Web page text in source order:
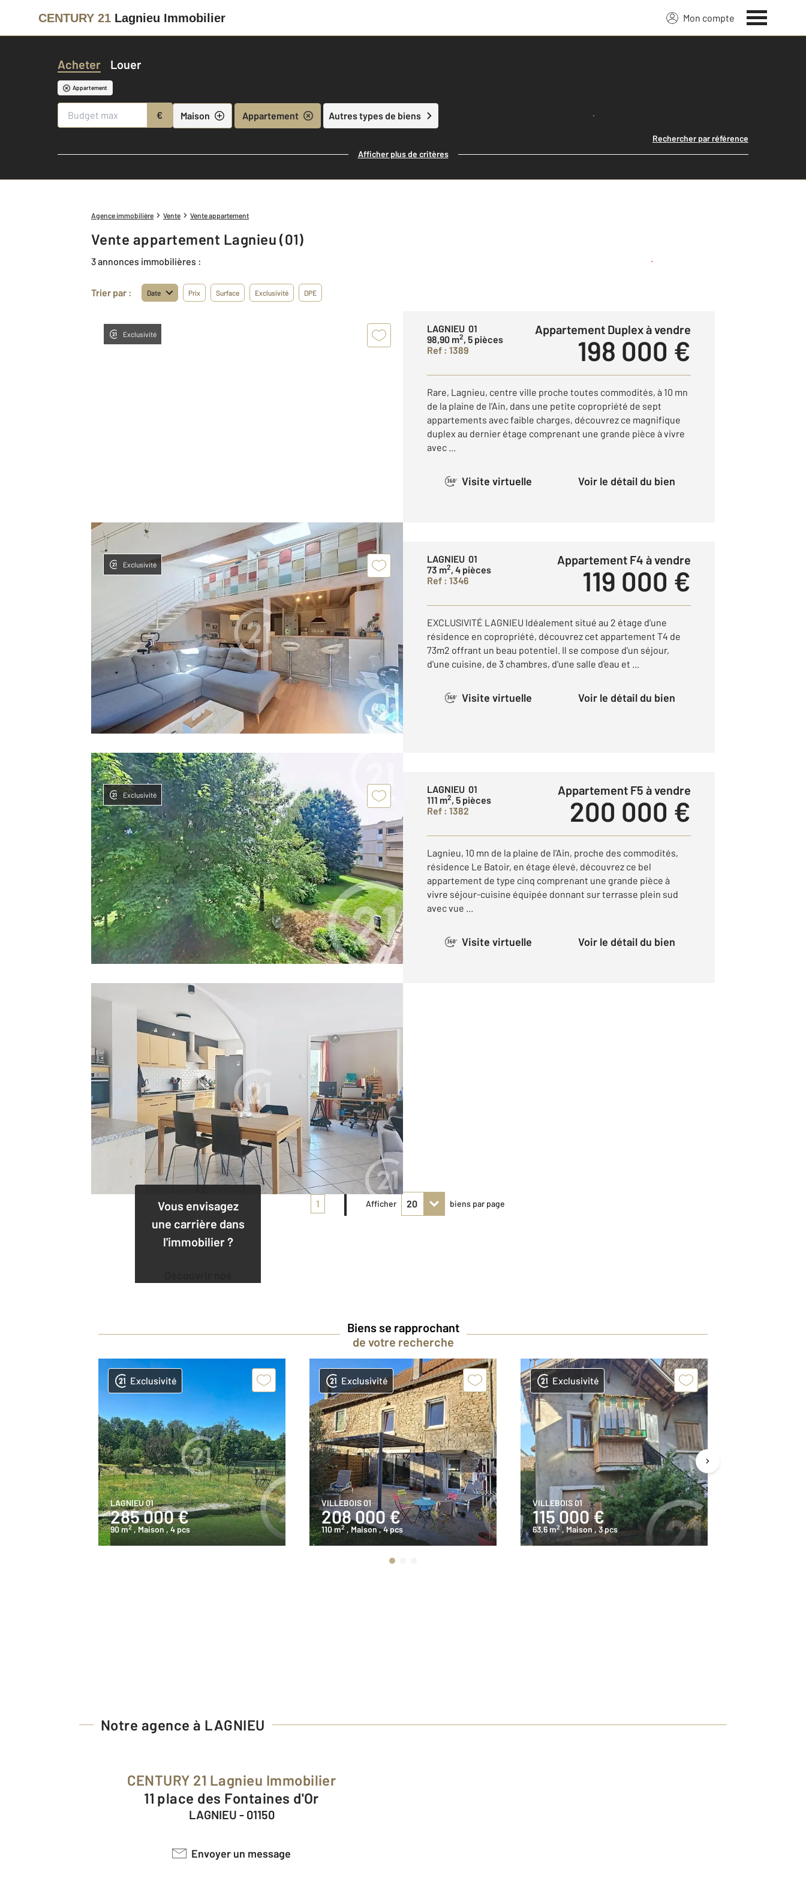
CENTURY 21 Lagnieu Immobilier Mon compte
Acheter Louer
Appartement
€ Maison Appartement Autres types de biens Lancer ma recherche
Rechercher par référence
Afficher plus de critères
Agence immobilière Vente Vente appartement
Vente appartement Lagnieu (01)
3 annonces immobilières : Créer une alerte
Trier par : Date Prix Surface Exclusivité DPE
Exclusivité
LAGNIEU 01
98,90 m2, 5 pièces
Ref : 1389
Appartement Duplex à vendre
198 000 €
Rare, Lagnieu, centre ville proche toutes commodités, à 10 mn
de la plaine de l'Ain, dans une petite copropriété de sept
appartements avec faible charges, découvrez ce magnifique
duplex au dernier étage comprenant une grande pièce à vivre
avec ...
360° Visite virtuelle Voir le détail du bien
Exclusivité
LAGNIEU 01
73 m2, 4 pièces
Ref : 1346
Appartement F4 à vendre
119 000 €
EXCLUSIVITÉ LAGNIEU Idéalement situé au 2 étage d'une
résidence en copropriété, découvrez cet appartement T4 de
73m2 offrant un beau potentiel. Il se compose d'un séjour,
d'une cuisine, de 3 chambres, d'une salle d'eau et ...
360° Visite virtuelle Voir le détail du bien
Exclusivité
LAGNIEU 01
111 m2, 5 pièces
Ref : 1382
Appartement F5 à vendre
200 000 €
Lagnieu, 10 mn de la plaine de l'Ain, proche des commodités,
résidence Le Batoir, en étage élevé, découvrez ce bel
appartement de type cinq comprenant une grande pièce à
vivre séjour-cuisine équipée donnant sur terrasse plein sud
avec vue ...
360° Visite virtuelle Voir le détail du bien
Vous envisagez
une carrière dans
l'immobilier ?
1 Afficher biens par page
Biens se rapprochant
de votre recherche
Exclusivité
LAGNIEU 01
285 000 €
90 m2 , Maison, 4 pcs
Exclusivité
VILLEBOIS 01
208 000 €
110 m2 , Maison, 4 pcs
Exclusivité
VILLEBOIS 01
115 000 €
63,6 m2 , Maison , 3 pcs
Notre agence à LAGNIEU
CENTURY 21 Lagnieu Immobilier
11 place des Fontaines d'Or
LAGNIEU - 01150
Envoyer un message